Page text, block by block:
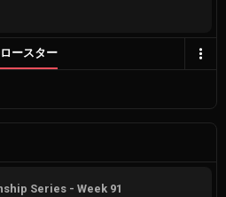
ースター
Series - Week 91